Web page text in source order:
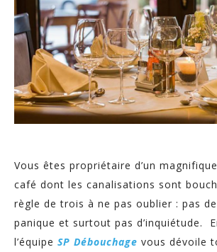
Vous êtes propriétaire d’un
café dont les canalisations sont
règle de trois à ne pas oublier : pas
panique et surtout pas d’inquiétude.
l’équipe SP Débouchage vous dévoile